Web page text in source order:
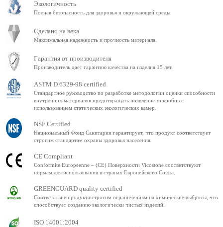
Экологичность
Полная безопасность для здоровья и окружающей среды.
Сделано на века
Максимальная надежность и прочность материала.
Гарантия от производителя
Производитель дает гарантию качества на изделия 15 лет.
ASTM D 6329-98 certified
Стандартное руководство по разработке методологии оценки способности
внутренних материалов предотвращать появление микробов с
использованием статических экологических камер.
NSF Certified
Национальный Фонд Санитарии гарантирует, что продукт соответствует
строгим стандартам охраны здоровья населения.
CE Compliant
Conformite Europeenne – (CE) Поверхности Vicostone соответствуют
нормам для использования в странах Европейского Союза.
GREENGUARD quality certified
Соответствие продукта строгим ограничениям на химические выбросы, что
способствует созданию экологически чистых изделий.
ISO 14001:2004